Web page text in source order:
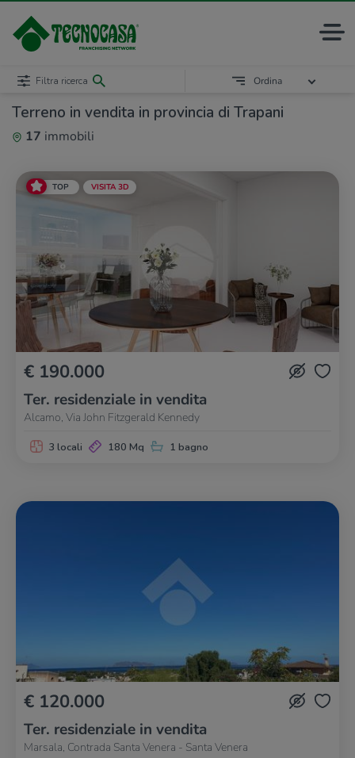
Terreno in vendita in provincia di Trapani
17 immobili
Filtra ricerca Ordina
TOP VISITA 3D
€ 190.000
Ter. residenziale in vendita
Alcamo, Via John Fitzgerald Kennedy
3 locali 180 Mq 1 bagno
€ 120.000
Ter. residenziale in vendita
Marsala, Contrada Santa Venera - Santa Venera